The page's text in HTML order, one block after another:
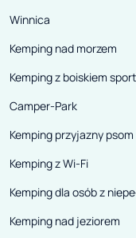
Winnica
Kemping nad morzem
Kemping z boiskiem
Camper-Park
Kemping przyjazny psom
Kemping z Wi-Fi
Kemping dla osób z
Kemping nad jeziorem